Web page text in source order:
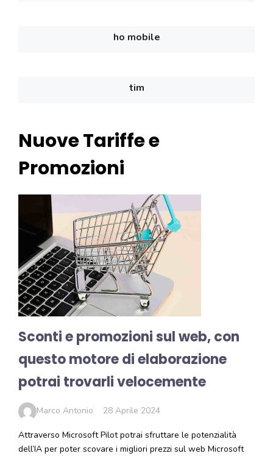
ho mobile
tim
Nuove Tariffe e
Promozioni
Sconti e promozioni sul web, con
questo motore di elaborazione
potrai trovarli velocemente
Marco Antonio 28 Aprile 2024
Attraverso Microsoft Pilot potrai sfruttare le potenzialità
dell’IA per poter scovare i migliori prezzi sul web Microsoft